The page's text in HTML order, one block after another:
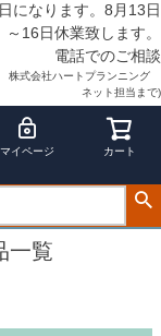
になります。8月13日
～16日休業致します。
電話でのご相談
株式会社ハートプランニング
ネット担当まで)
マイページ カート
一覧